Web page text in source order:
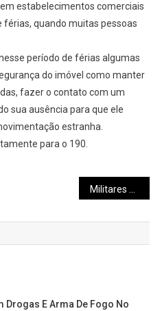
estabelecimentos comerciais
férias, quando muitas pessoas
período de férias algumas
do imóvel como manter
fazer o contato com um
sua ausência para que ele
estranha.
para o 190.
Drogas E Arma De Fogo No